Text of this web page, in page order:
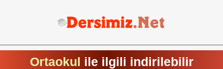
Ortaokul ile ilgili indirilebilir